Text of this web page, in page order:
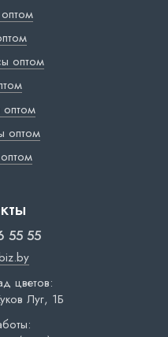
оптом
оптом
55 55
цветов:
Луг, 1Б